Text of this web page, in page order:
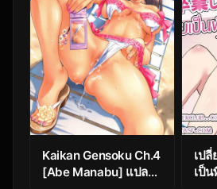
Kaikan Gensoku Ch.4
[Abe Manabu] แปล
เป
เป็